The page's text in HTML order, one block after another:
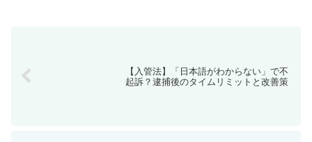
【治安崩壊】「思わず窃盗」を同情で許
す日本の危機？真面目な国民が損をする